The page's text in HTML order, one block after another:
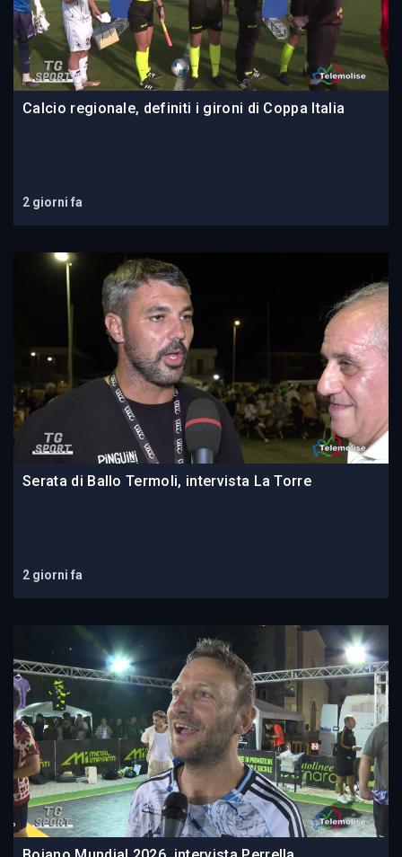
Calcio regionale, definiti i gironi di Coppa Italia
2 giorni fa
Serata di Ballo Termoli, intervista La Torre
2 giorni fa